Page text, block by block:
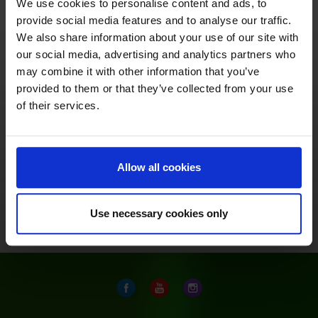
We use cookies to personalise content and ads, to
provide social media features and to analyse our traffic.
We also share information about your use of our site with
our social media, advertising and analytics partners who
may combine it with other information that you’ve
provided to them or that they’ve collected from your use
of their services.
Allow all cookies
Use necessary cookies only
Für die Herstellung unserer PET-Flaschen werden
generell keine Weichmacher eingesetzt. Um dies
sicherstellen zu können, werden Pfanners
Materiallieferanten streng überprüft. Unsere PET-
Flaschen entsprechen der Vorgabe der EU Verordnung
10/2011, welche den Herstellern unter anderem
werden eingehalten bzw. weit unterschritten.